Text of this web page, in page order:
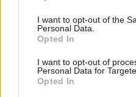
use your data for below
consent section.
I want to opt-out of the
Personal Data.
Opted In
I want to opt-out of
Personal Data for
Opted In